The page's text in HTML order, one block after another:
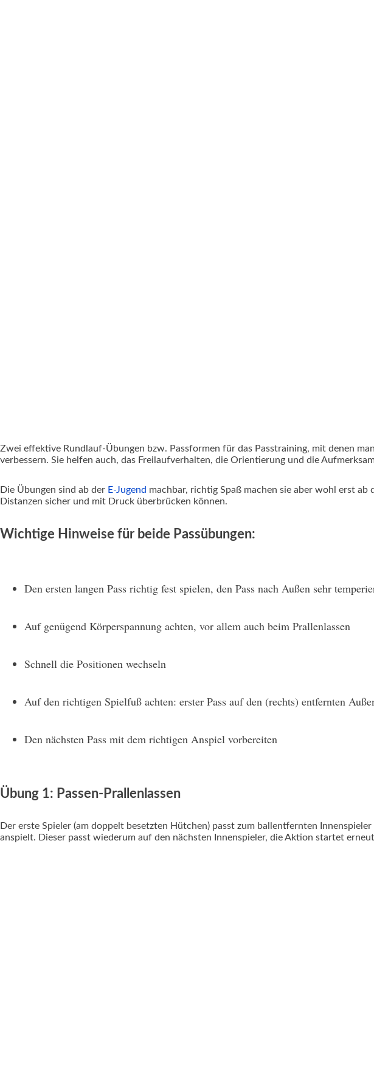
Zwei effektive Rundlauf-Übungen bzw. Passformen für das Passtraining, mit denen
verbessern. Sie helfen auch, das Freilaufverhalten, die Orientierung und die
Die Übungen sind ab der E-Jugend machbar, richtig Spaß machen sie aber wohl erst
Distanzen sicher und mit Druck überbrücken können.
Wichtige Hinweise für beide Passübungen:
Den ersten langen Pass richtig fest spielen, den Pass nach Außen sehr
Auf genügend Körperspannung achten, vor allem auch beim Prallenlassen
Schnell die Positionen wechseln
Auf den richtigen Spielfuß achten: erster Pass auf den (rechts) entfernten
Den nächsten Pass mit dem richtigen Anspiel vorbereiten
Übung 1: Passen-Prallenlassen
Der erste Spieler (am doppelt besetzten Hütchen) passt zum ballentfernten
anspielt. Dieser passt wiederum auf den nächsten Innenspieler, die Aktion startet